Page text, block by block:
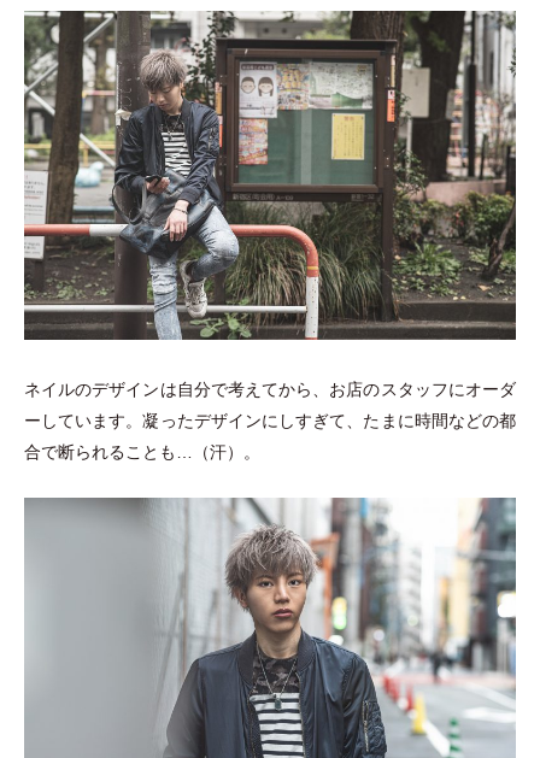
ネイルのデザインは自分で考えてから、お店のスタッフにオーダ
ーしています。凝ったデザインにしすぎて、たまに時間などの都
合で断られることも…
（汗） 。